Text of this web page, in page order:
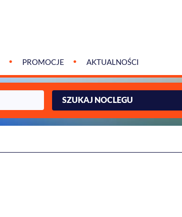
PROMOCJE AKTUALNOŚCI
SZUKAJ NOCLEGU